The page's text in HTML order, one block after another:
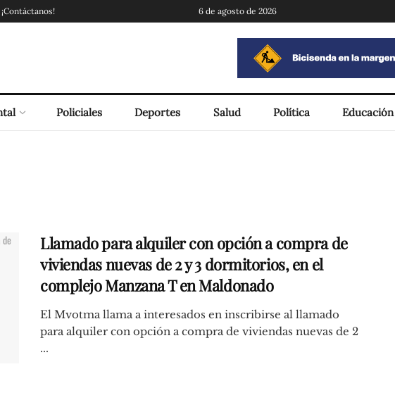
¡Contáctanos! 6 de agosto de 2026
Policiales Deportes Salud Política Educación
Llamado para alquiler con opción a compra de
viviendas nuevas de 2 y 3 dormitorios, en el
complejo Manzana T en Maldonado
El Mvotma llama a interesados en inscribirse al llamado
para alquiler con opción a compra de viviendas nuevas de 2
...